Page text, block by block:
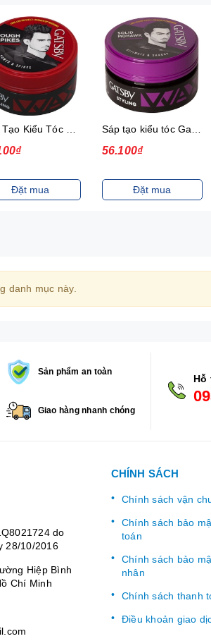
Đặt mua
56.100₫
Đặt mua
danh mục này.
Sản phẩm an toàn
Giao hàng nhanh chóng
Hỗ
do
28/10/2016
Hiệp Bình
Chí Minh
CHÍNH SÁCH
Chính sách vận
Chính sách bảo
toán
Chính sách bảo
nhân
Chính sách thanh
Điều khoản giao